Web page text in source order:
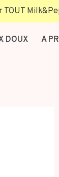
TOUT
DOUX A